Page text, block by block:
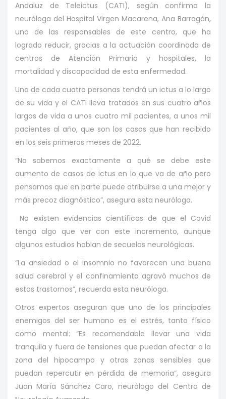
Andaluz de Teleictus (CATI), según confirma la
neuróloga del Hospital Virgen Macarena, Ana Barragán,
una de las responsables de este centro, que ha
logrado reducir, gracias a la actuación coordinada de
centros de Atención Primaria y hospitales, la
mortalidad y discapacidad de esta enfermedad.
Una de cada cuatro personas tendrá un ictus a lo largo
de su vida y el CATI lleva tratados en sus cuatro años
largos de vida a unos cuatro mil pacientes, a unos mil
pacientes al año, que son los casos que han recibido
en los seis primeros meses de 2022.
“No sabemos exactamente a qué se debe este
aumento de casos de ictus en lo que va de año pero
pensamos que en parte puede atribuirse a una mejor y
más precoz diagnóstico”, asegura esta neuróloga.
No existen evidencias científicas de que el Covid
tenga algo que ver con este incremento, aunque
algunos estudios hablan de secuelas neurológicas.
“La ansiedad o el insomnio no favorecen una buena
salud cerebral y el confinamiento agravó muchos de
estos trastornos”, recuerda esta neuróloga.
Otros expertos aseguran que uno de los principales
enemigos del ser humano es el estrés, tanto físico
como mental: “Es recomendable llevar una vida
tranquila y fuera de tensiones que puedan afectar a la
zona del hipocampo y otras zonas sensibles que
puedan repercutir en pérdida de memoria”, asegura
Juan María Sánchez Caro, neurólogo del Centro de